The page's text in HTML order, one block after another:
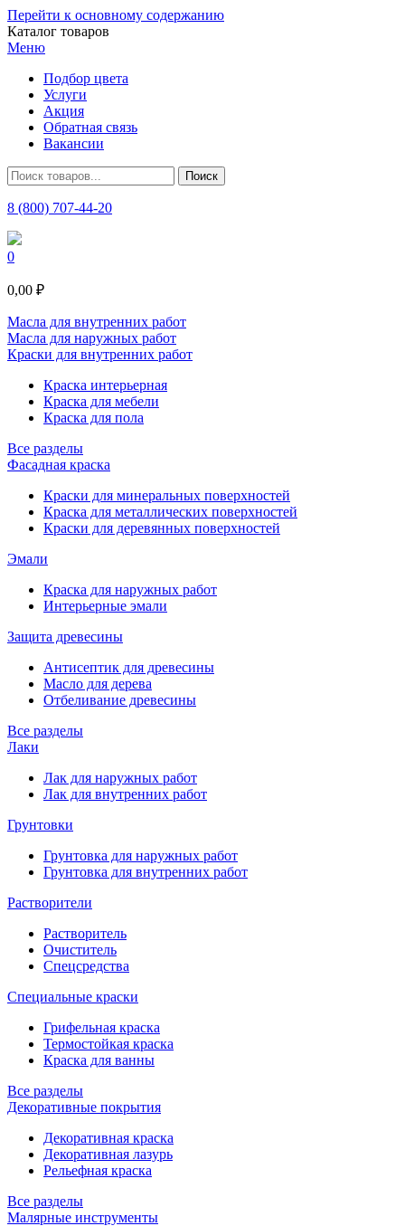
Перейти к основному содержанию
Каталог товаров
Меню
Подбор цвета
Услуги
Акция
Обратная связь
Вакансии
8 (800) 707-44-20
0
0,00 ₽
Масла для внутренних работ
Масла для наружных работ
Краски для внутренних работ
Краска интерьерная
Краска для мебели
Краска для пола
Все разделы
Фасадная краска
Краски для минеральных поверхностей
Краска для металлических поверхностей
Краски для деревянных поверхностей
Эмали
Краска для наружных работ
Интерьерные эмали
Защита древесины
Антисептик для древесины
Масло для дерева
Отбеливание древесины
Все разделы
Лаки
Лак для наружных работ
Лак для внутренних работ
Грунтовки
Грунтовка для наружных работ
Грунтовка для внутренних работ
Растворители
Растворитель
Очиститель
Спецсредства
Специальные краски
Грифельная краска
Термостойкая краска
Краска для ванны
Все разделы
Декоративные покрытия
Декоративная краска
Декоративная лазурь
Рельефная краска
Все разделы
Малярные инструменты